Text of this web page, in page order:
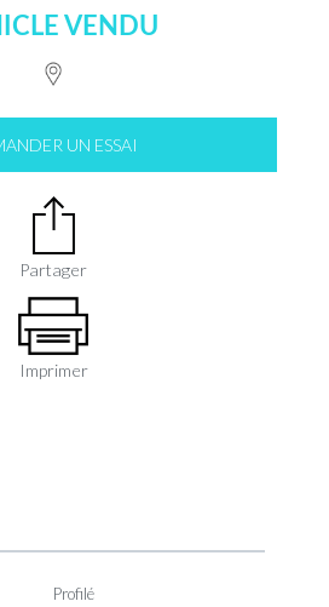
VENDU
UN ESSAI
Partager
Imprimer
Profilé